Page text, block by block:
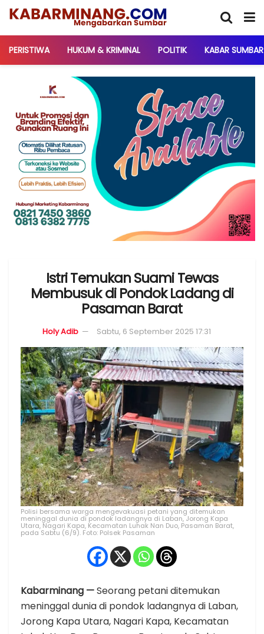
PERISTIWA HUKUM & KRIMINAL POLITIK KABAR SUMBAR
Istri Temukan Suami Tewas
Membusuk di Pondok Ladang di
Pasaman Barat
Holy Adib Sabtu, 6 September 2025 17:31
Polisi bersama warga mengevakuasi petani yang ditemukan
meninggal dunia di pondok ladangnya di Laban, Jorong Kapa
Utara, Nagari Kapa, Kecamatan Luhak Nan Duo, Pasaman Barat,
pada Sabtu (6/9). Foto: Polsek Pasaman
Kabarminang —Seorang petani ditemukan
meninggal dunia di pondok ladangnya di Laban,
Jorong Kapa Utara, Nagari Kapa, Kecamatan